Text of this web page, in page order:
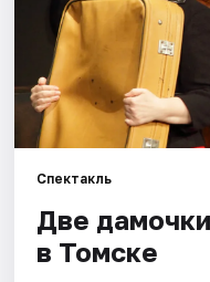
События
Города
Артисты
Рейтинги
Спектакль
Две
в Томске